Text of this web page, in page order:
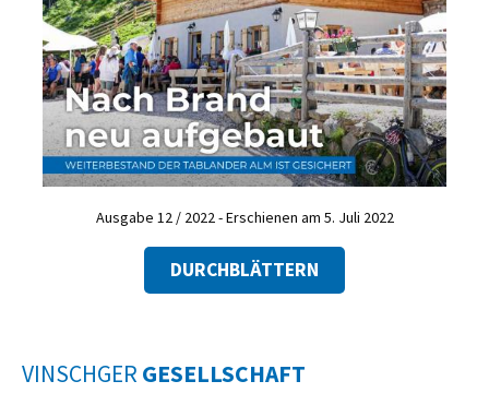
Ausgabe 12 / 2022 - Erschienen am 5. Juli 2022
DURCHBLÄTTERN
VINSCHGER GESELLSCHAFT